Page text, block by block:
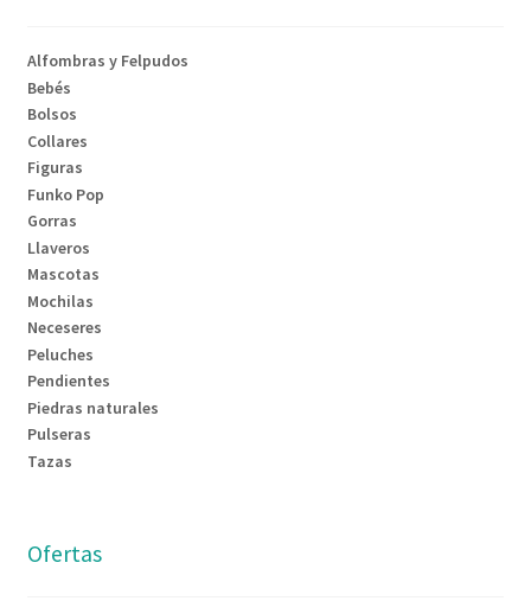
Alfombras y Felpudos
Bebés
Bolsos
Collares
Figuras
Funko Pop
Gorras
Llaveros
Mascotas
Mochilas
Neceseres
Peluches
Pendientes
Piedras naturales
Pulseras
Tazas
Ofertas